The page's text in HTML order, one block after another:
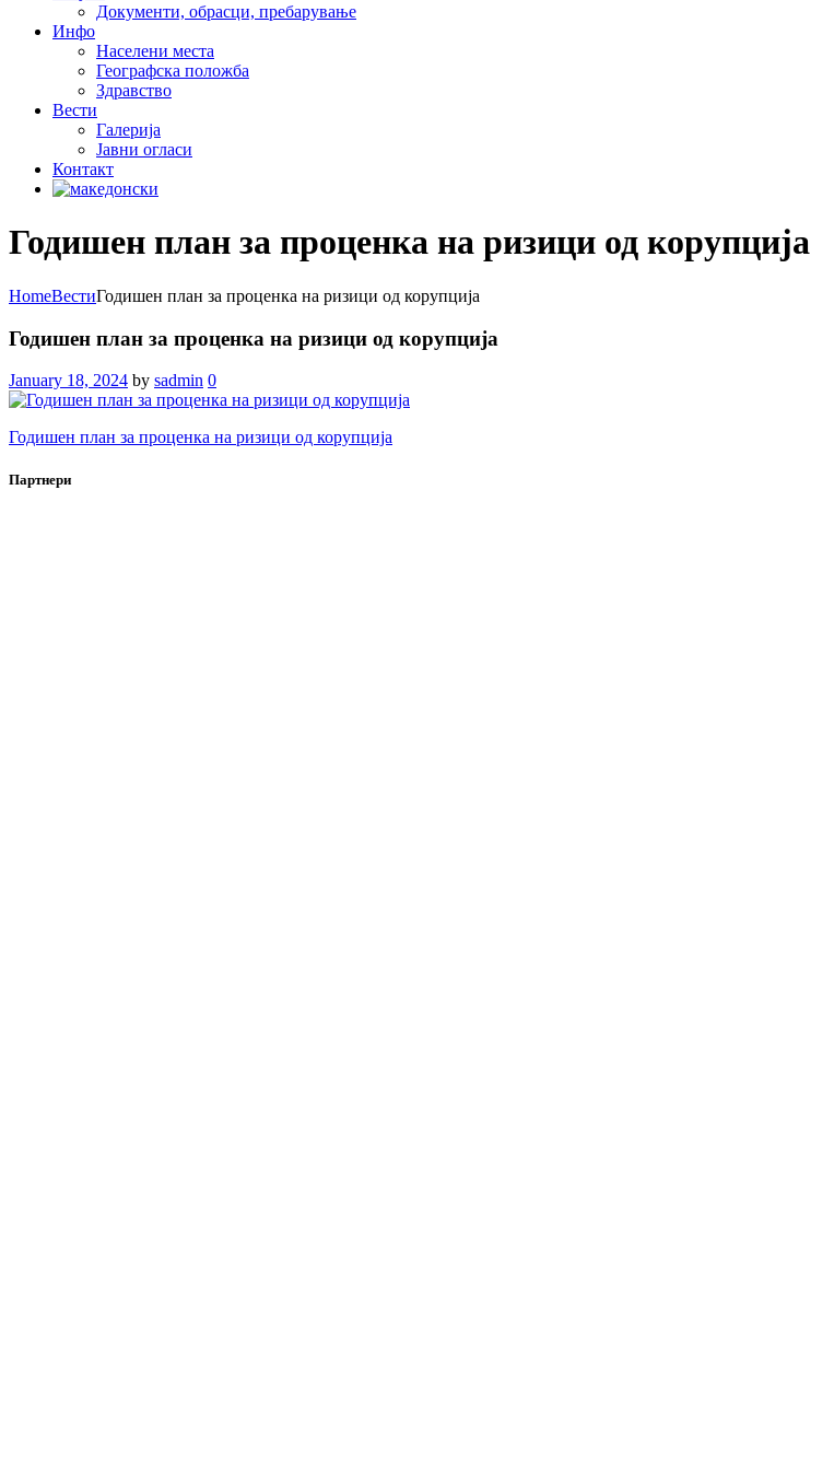
Документи, обрасци, пребарување
Инфо
Населени места
Географска положба
Здравство
Вести
Галеријa
Јавни огласи
Контакт
Годишен план за проценка на ризици од корупција
HomeВестиГодишен план за проценка на ризици од корупција
Годишен план за проценка на ризици од корупција
January 18, 2024 by sadmin 0
Годишен план за проценка на ризици од корупција
Партнери